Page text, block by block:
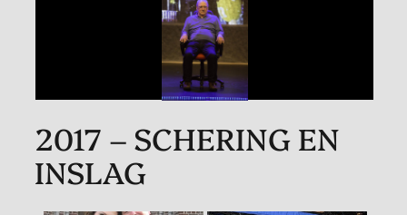
2017 – SCHERING EN
INSLAG